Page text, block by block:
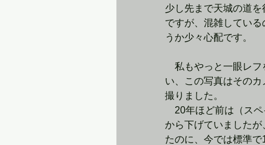
少し先まで天城の道を
ですが、混雑している
うか少々心配です。
私もやっと一眼レフ
い、この写真はそのカ
撮りました。
20年ほど前は（スペ
から下げていました
たのに、今では標準